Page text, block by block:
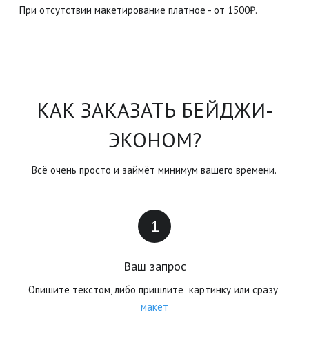
  При отсутствии макетирование платное - от 1500₽.
КАК ЗАКАЗАТЬ БЕЙДЖИ-
ЭКОНОМ?
Всё очень просто и займёт минимум вашего времени.
Ваш запрос
макет